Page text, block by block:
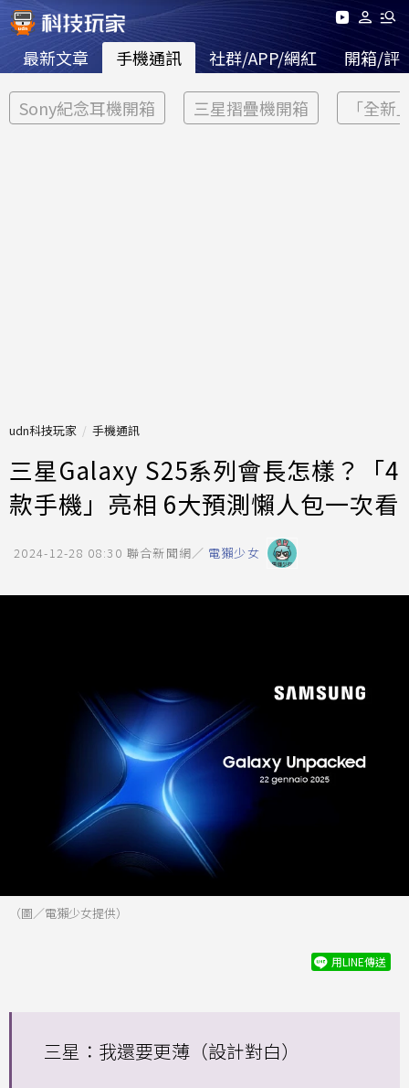
最新文章 手機通訊 社群/APP/網紅 開箱/評
Sony紀念耳機開箱 三星摺疊機開箱 「全新
udn科技玩家 手機通訊
三星Galaxy S25系列會長怎樣？「4
款手機」亮相 6大預測懶人包一次看
2024-12-28 08:30 聯合新聞網／ 電獺少女
（圖／電獺少女提供）
用LINE傳送
三星：我還要更薄（設計對白）